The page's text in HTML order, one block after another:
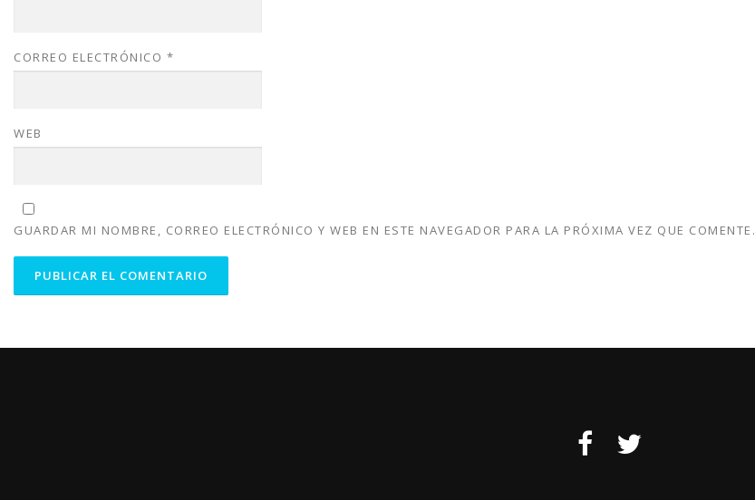
CORREO ELECTRÓNICO *
WEB
GUARDAR MI NOMBRE, CORREO ELECTRÓNICO Y WEB EN ESTE NAVEGADOR PARA LA PRÓXIMA VEZ QUE COMENTE.